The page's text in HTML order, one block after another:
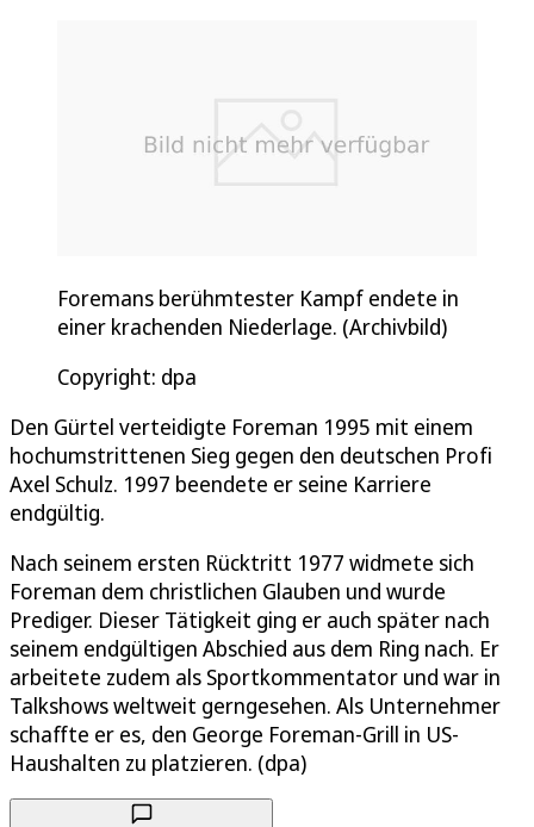
Foremans berühmtester Kampf endete in
einer krachenden Niederlage. (Archivbild)
Copyright: dpa
Den Gürtel verteidigte Foreman 1995 mit einem
hochumstrittenen Sieg gegen den deutschen Profi
Axel Schulz. 1997 beendete er seine Karriere
endgültig.
Nach seinem ersten Rücktritt 1977 widmete sich
Foreman dem christlichen Glauben und wurde
Prediger. Dieser Tätigkeit ging er auch später nach
seinem endgültigen Abschied aus dem Ring nach. Er
arbeitete zudem als Sportkommentator und war in
Talkshows weltweit gerngesehen. Als Unternehmer
schaffte er es, den George Foreman-Grill in US-
Haushalten zu platzieren. (dpa)